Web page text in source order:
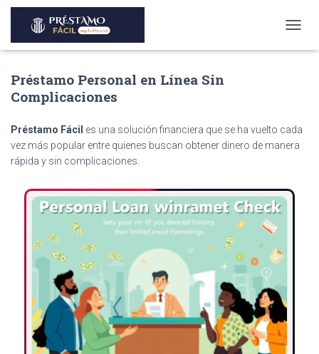
O
A
V
T
Préstamo Personal en Línea Sin
Complicaciones
Préstamo Fácil es una solución financiera que se ha vuelto cada
vez más popular entre quienes buscan obtener dinero de manera
rápida y sin complicaciones.